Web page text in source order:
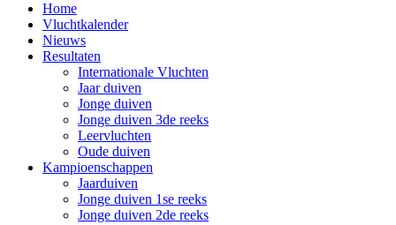
Home
Vluchtkalender
Nieuws
Resultaten
Internationale Vluchten
Jaar duiven
Jonge duiven
Jonge duiven 3de reeks
Leervluchten
Oude duiven
Kampioenschappen
Jaarduiven
Jonge duiven 1se reeks
Jonge duiven 2de reeks